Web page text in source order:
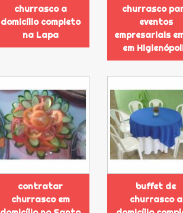
churrasco a
domicílio completo
na Lapa
churrasco
eventos
empresariais
em
contratar
churrasco em
buffet de
churrasco a